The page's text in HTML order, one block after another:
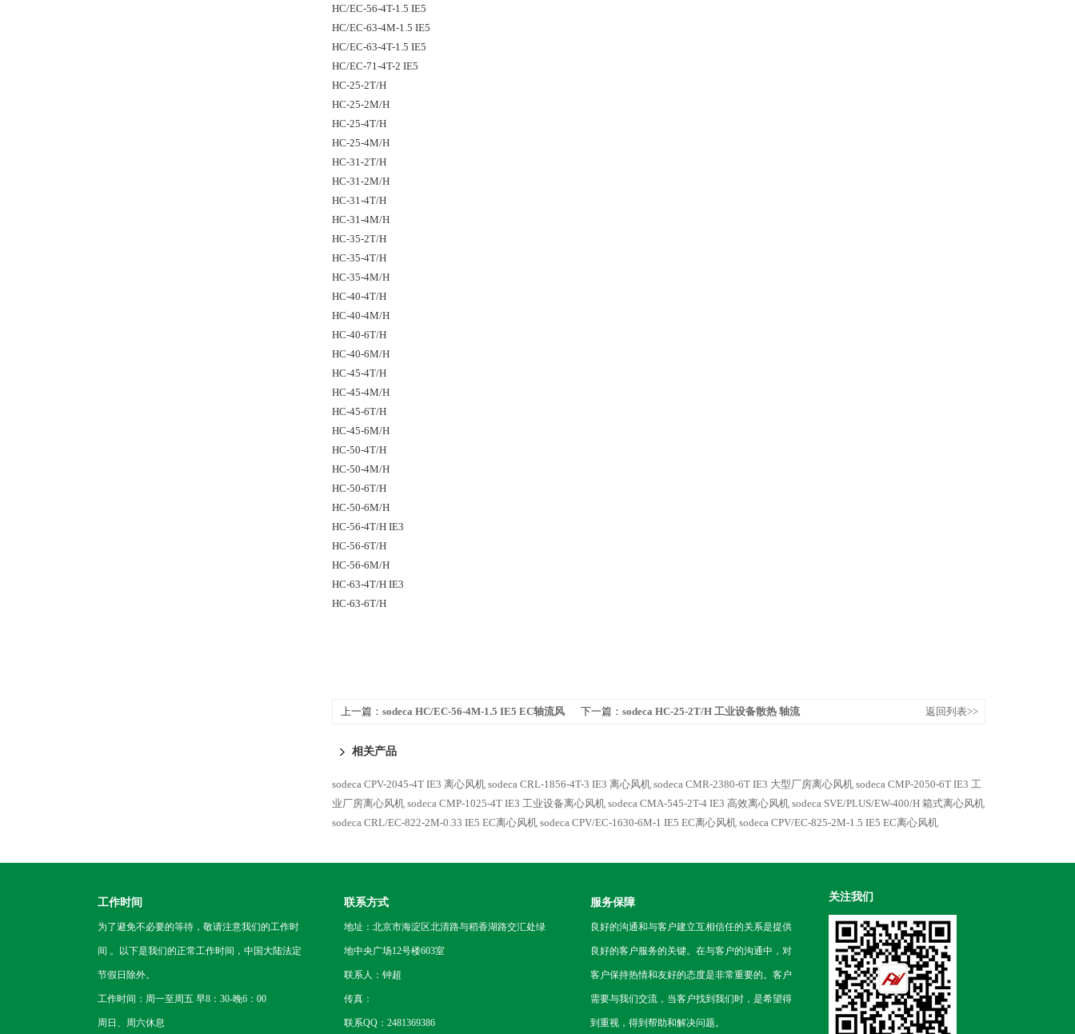
HC/EC-56-4T-1.5 IE5
HC/EC-63-4M-1.5 IE5
HC/EC-63-4T-1.5 IE5
HC/EC-71-4T-2 IE5
HC-25-2T/H
HC-25-2M/H
HC-25-4T/H
HC-25-4M/H
HC-31-2T/H
HC-31-2M/H
HC-31-4T/H
HC-31-4M/H
HC-35-2T/H
HC-35-4T/H
HC-35-4M/H
HC-40-4T/H
HC-40-4M/H
HC-40-6T/H
HC-40-6M/H
HC-45-4T/H
HC-45-4M/H
HC-45-6T/H
HC-45-6M/H
HC-50-4T/H
HC-50-4M/H
HC-50-6T/H
HC-50-6M/H
HC-56-4T/H IE3
HC-56-6T/H
HC-56-6M/H
HC-63-4T/H IE3
HC-63-6T/H
上一篇： sodeca HC/EC-56-4M-1.5 IE5 EC轴流风
下一篇： sodeca HC-25-2T/H 工业设备散热 轴流
返回列表>>
相关产品
sodeca CPV-2045-4T IE3 离心风机 sodeca CRL-1856-4T-3 IE3 离心风机 sodeca CMR-2380-6T IE3 大型厂房离心风机 sodeca CMP-2050-6T IE3 工
业厂房离心风机 sodeca CMP-1025-4T IE3 工业设备离心风机 sodeca CMA-545-2T-4 IE3 高效离心风机 sodeca SVE/PLUS/EW-400/H 箱式离心风机
sodeca CRL/EC-822-2M-0.33 IE5 EC离心风机 sodeca CPV/EC-1630-6M-1 IE5 EC离心风机 sodeca CPV/EC-825-2M-1.5 IE5 EC离心风机
工作时间
为了避免不必要的等待，敬请注意我们的工作时
间 。以下是我们的正常工作时间，中国大陆法定
节假日除外。
工作时间：周一至周五 早8：30-晚6：00
周日、周六休息
联系方式
地址：北京市海淀区北清路与稻香湖路交汇处绿
地中央广场12号楼603室
联系人：钟超
传真：
联系QQ：2481369386
服务保障
良好的沟通和与客户建立互相信任的关系是提供
良好的客户服务的关键。在与客户的沟通中，对
客户保持热情和友好的态度是非常重要的。客户
需要与我们交流，当客户找到我们时，是希望得
到重视，得到帮助和解决问题。
关注我们